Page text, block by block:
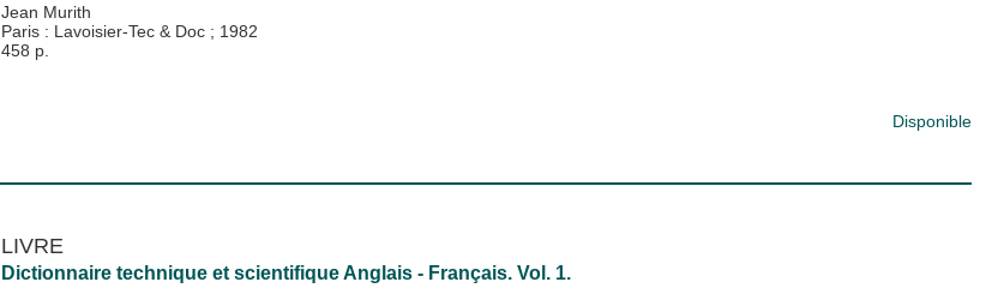
Jean Murith
Paris : Lavoisier-Tec & Doc ; 1982
458 p.
Disponible
LIVRE
Dictionnaire technique et scientifique Anglais - Français. Vol. 1.